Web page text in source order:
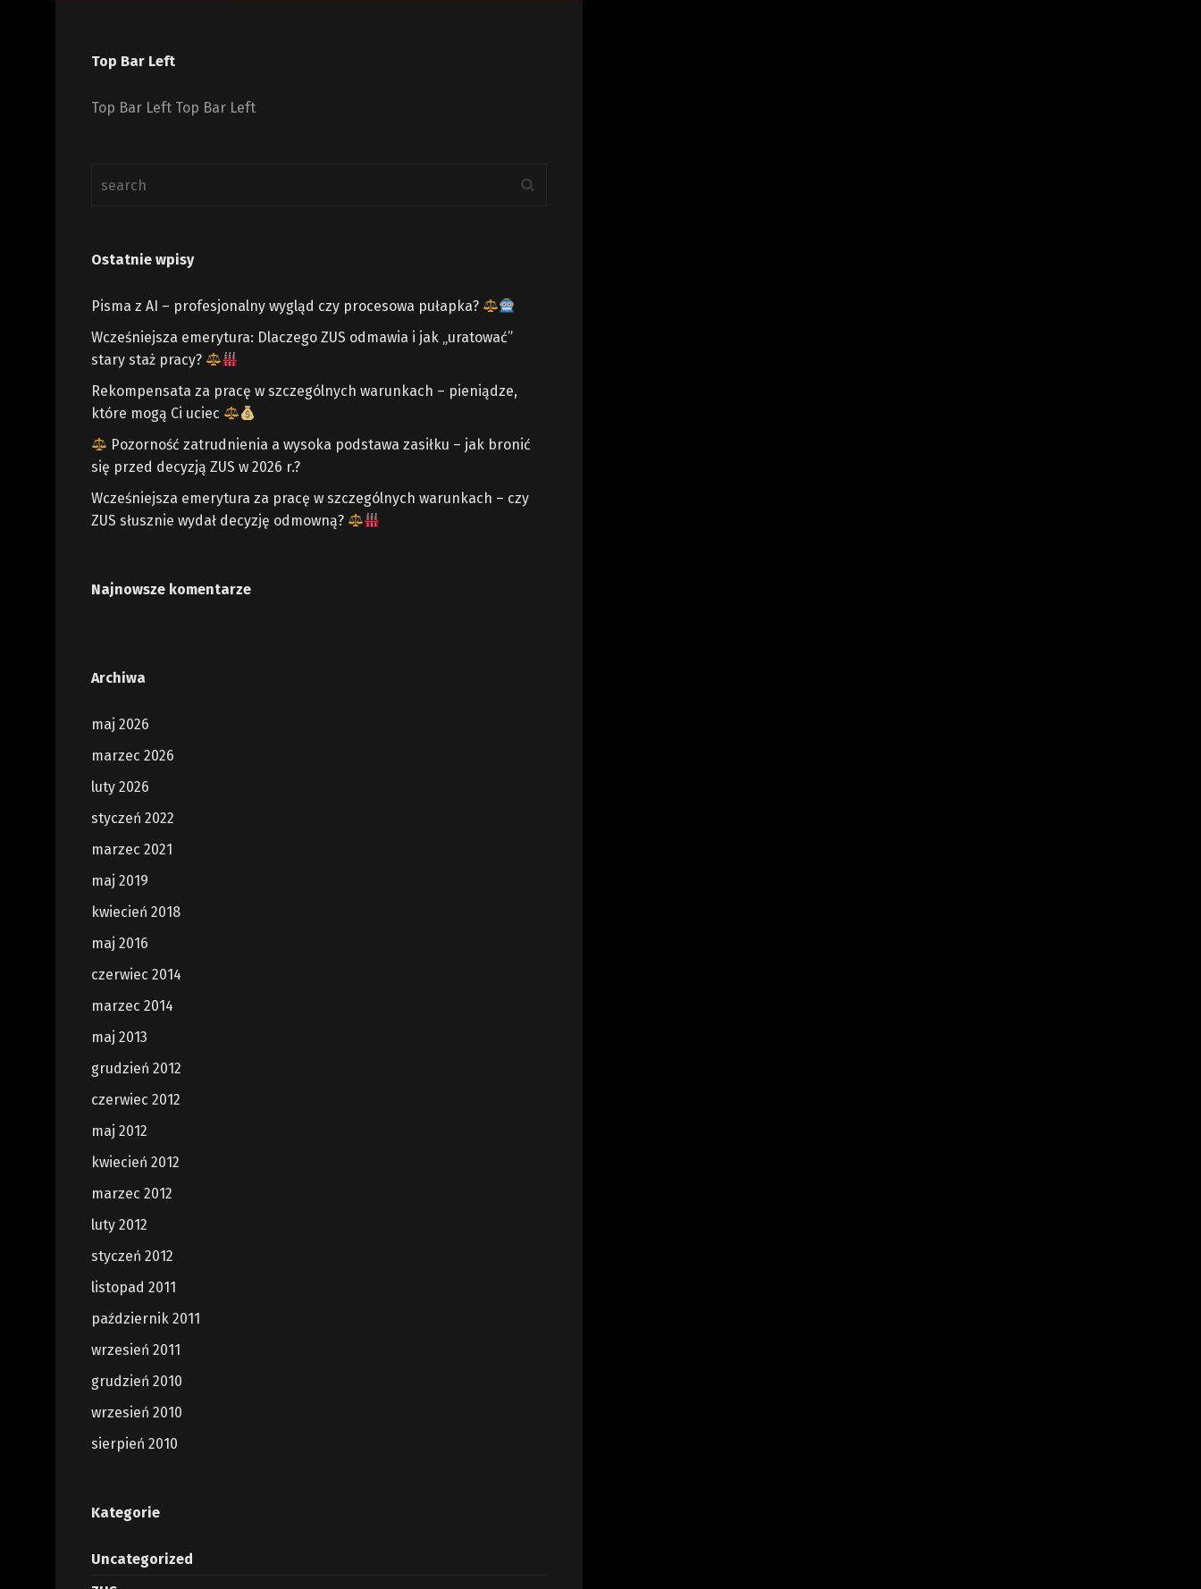
Top Bar Left
Top Bar Left Top Bar Left
Ostatnie wpisy
Pisma z AI – profesjonalny wygląd czy procesowa pułapka?
Wcześniejsza emerytura: Dlaczego ZUS odmawia i jak „uratować”
stary staż pracy?
Rekompensata za pracę w szczególnych warunkach – pieniądze,
które mogą Ci uciec
Pozorność zatrudnienia a wysoka podstawa zasiłku – jak bronić
się przed decyzją ZUS w 2026 r.?
Wcześniejsza emerytura za pracę w szczególnych warunkach – czy
ZUS słusznie wydał decyzję odmowną?
Najnowsze komentarze
Archiwa
maj 2026
marzec 2026
luty 2026
styczeń 2022
marzec 2021
maj 2019
kwiecień 2018
maj 2016
czerwiec 2014
marzec 2014
maj 2013
grudzień 2012
czerwiec 2012
maj 2012
kwiecień 2012
marzec 2012
luty 2012
styczeń 2012
listopad 2011
październik 2011
wrzesień 2011
grudzień 2010
wrzesień 2010
sierpień 2010
Kategorie
Uncategorized